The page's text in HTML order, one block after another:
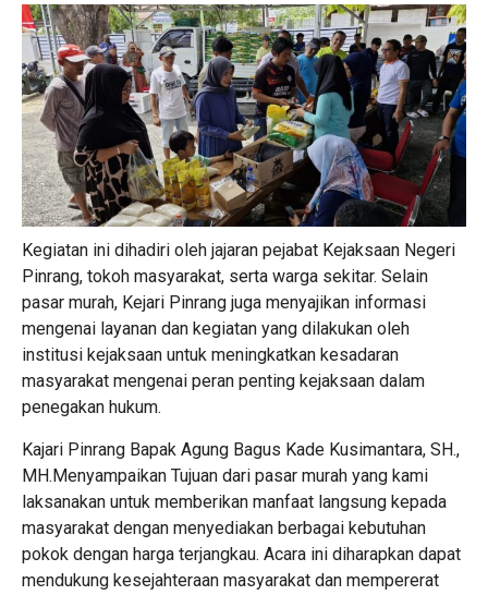
Kegiatan ini dihadiri oleh jajaran pejabat Kejaksaan Negeri
Pinrang, tokoh masyarakat, serta warga sekitar. Selain
pasar murah, Kejari Pinrang juga menyajikan informasi
mengenai layanan dan kegiatan yang dilakukan oleh
institusi kejaksaan untuk meningkatkan kesadaran
masyarakat mengenai peran penting kejaksaan dalam
penegakan hukum.
Kajari Pinrang Bapak Agung Bagus Kade Kusimantara, SH.,
MH.Menyampaikan Tujuan dari pasar murah yang kami
laksanakan untuk memberikan manfaat langsung kepada
masyarakat dengan menyediakan berbagai kebutuhan
pokok dengan harga terjangkau. Acara ini diharapkan dapat
mendukung kesejahteraan masyarakat dan mempererat